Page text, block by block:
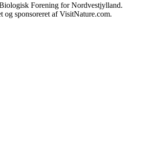
Forening for Nordvestjylland.
og sponsoreret af VisitNature.com.